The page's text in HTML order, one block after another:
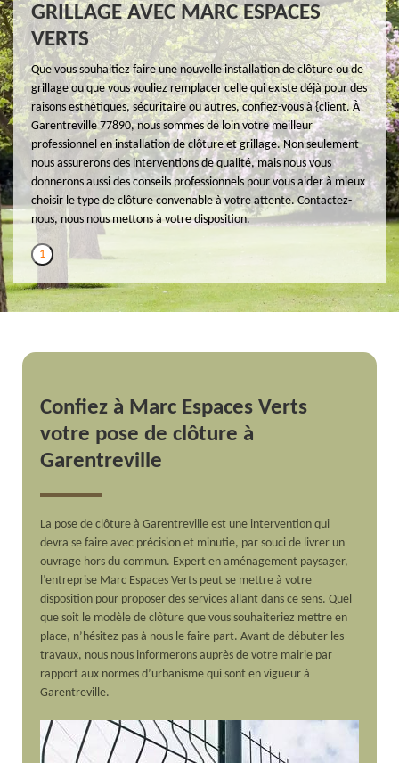
GRILLAGE AVEC MARC ESPACES
VERTS
Que vous souhaitiez faire une nouvelle installation de clôture ou de
grillage ou que vous vouliez remplacer celle qui existe déjà pour des
raisons esthétiques, sécuritaire ou autres, confiez-vous à {client. À
Garentreville 77890, nous sommes de loin votre meilleur
professionnel en installation de clôture et grillage. Non seulement
nous assurerons des interventions de qualité, mais nous vous
donnerons aussi des conseils professionnels pour vous aider à mieux
choisir le type de clôture convenable à votre attente. Contactez-
nous, nous nous mettons à votre disposition.
1
Confiez à Marc Espaces Verts
votre pose de clôture à
Garentreville
La pose de clôture à Garentreville est une intervention qui
devra se faire avec précision et minutie, par souci de livrer un
ouvrage hors du commun. Expert en aménagement paysager,
l’entreprise Marc Espaces Verts peut se mettre à votre
disposition pour proposer des services allant dans ce sens. Quel
que soit le modèle de clôture que vous souhaiteriez mettre en
place, n’hésitez pas à nous le faire part. Avant de débuter les
travaux, nous nous informerons auprès de votre mairie par
rapport aux normes d’urbanisme qui sont en vigueur à
Garentreville.